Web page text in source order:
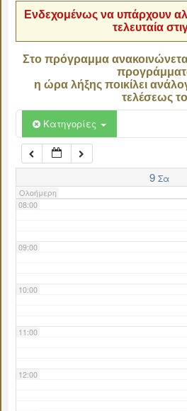
Ενδεχομένως να υπάρχουν
τελευταία
Στο πρόγραμμα
η ώρα λήξης ποικίλει
τελέσεως
Κατηγορίες
9 Σα
Ολοήμερη
06:00
07:00
08:00
09:00
10:00
11:00
12:00